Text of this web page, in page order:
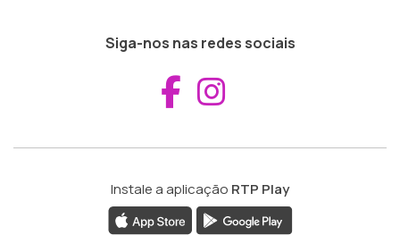
Siga-nos nas redes sociais
Aceder ao
Instale a aplicação RTP Play